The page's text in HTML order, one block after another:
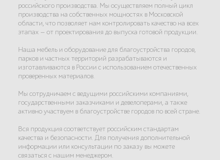
российского производства. Мы осуществляем полный цикл
производства на собственных мощностях в Московской
области, что позволяет нам контролировать качество на всех
этапах — от проектирования до выпуска готовой продукции.
Наша мебель и оборудование для благоустройства городов,
парков и частных территорий разрабатываются и
изготавливаются в России с использованием отечественных
проверенных материалов.
Мы сотрудничаем с ведущими российскими компаниями,
государственными заказчиками и девелоперами, а также
активно участвуем в благоустройстве городов по всей стране.
Вся продукция соответствует российским стандартам
качества и безопасности. Для получения дополнительной
информации или консультации по заказу вы можете
связаться с нашим менеджером.